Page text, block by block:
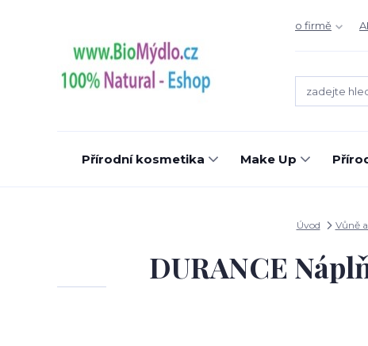
o firmě
Přírodní kosmetika Make Up
Úvod Vůně
DURANCE